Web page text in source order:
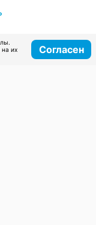
на их
Согласен